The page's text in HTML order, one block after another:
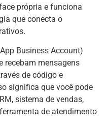
própria e funciona
que conecta o
Business Account)
recebam mensagens
de código e
significa que você pode
sistema de vendas,
de atendimento